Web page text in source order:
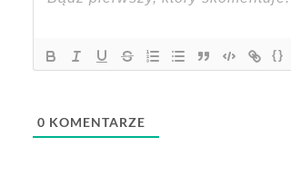
{}
0 KOMENTARZE